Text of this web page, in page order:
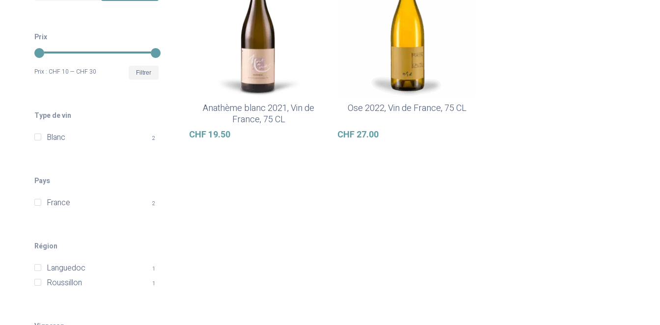
Prix
Filtrer
Prix : CHF 10 — CHF 30
Type de vin
Blanc 2
Pays
France 2
Région
Languedoc 1
Roussillon 1
Ajouter Au Panier
Anathème blanc 2021, Vin de
France, 75 CL
CHF19.50
Ajouter Au Panier
Ose 2022, Vin de France, 75 CL
CHF27.00